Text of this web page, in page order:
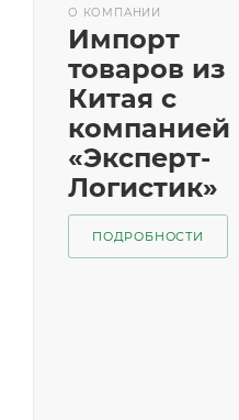
О КОМПАНИИ
Импорт
товаров из
Китая с
компанией
«Эксперт-
Логистик»
ПОДРОБНОСТИ